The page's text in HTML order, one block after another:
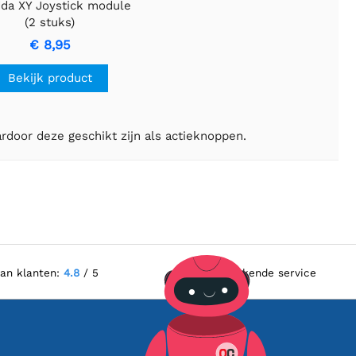
XY Joystick module
(2 stuks)
€ 8,95
Bekijk product
deze geschikt zijn als actieknoppen.
klanten: 4.8/ 5 Uitstekende service